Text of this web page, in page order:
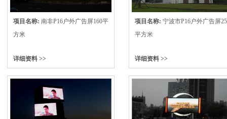
项目名称: 南非P16户外广告屏160平
方米
详细资料 >>
项目名称: 宁波市P16户外广告屏
平方米
详细资料 >>